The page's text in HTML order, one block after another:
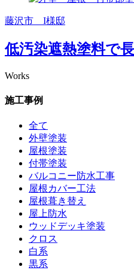
藤沢市 I様邸
低汚染遮熱塗料で
Works
施工事例
全て
外壁塗装
屋根塗装
付帯塗装
バルコニー防水工事
屋根カバー工法
屋根葺き替え
屋上防水
ウッドデッキ塗装
クロス
白系
黒系